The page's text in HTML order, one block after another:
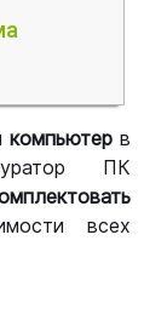
компьютер в
ПК
всех